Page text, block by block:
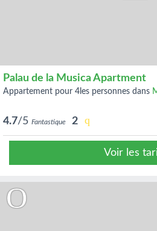
Palau de la Musica Apartment
appartement pour 4les personnes dans
4.7/5 Fantastique 2
Voir les